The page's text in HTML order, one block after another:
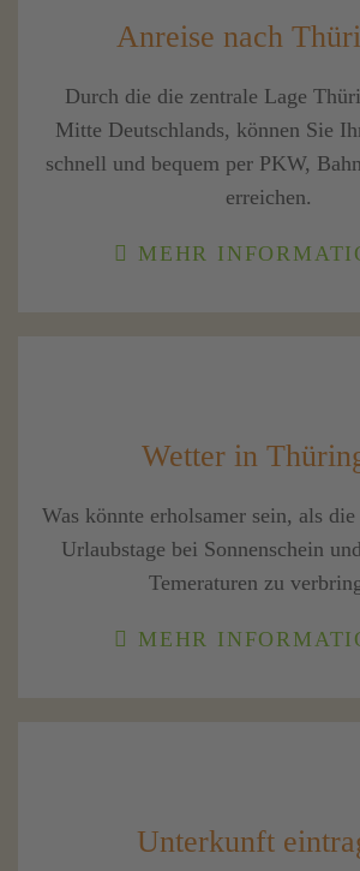
Anreise nach
Durch die die zentrale Lage
Mitte Deutschlands, können Sie
schnell und bequem per PKW,
erreichen.
MEHR
Wetter in
Was könnte erholsamer sein, als
Urlaubstage bei Sonnenschein
Temeraturen zu
MEHR
Unterkunft